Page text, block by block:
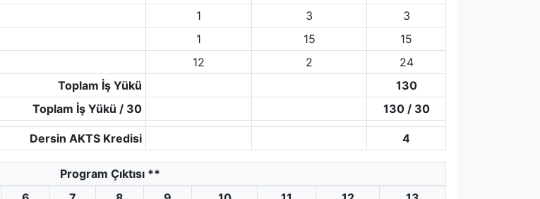
1 3
3
1 15
15
12 2
24
Toplam İş Yükü
130
Toplam İş Yükü / 30
130 / 30
Dersin AKTS Kredisi 4
Program Çıktısı **